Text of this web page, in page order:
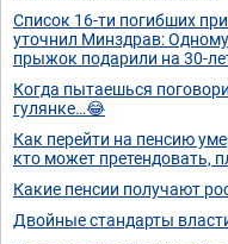
Список 16-ти погибших
уточнил Минздрав:
прыжок подарили на 30-
Когда пытаешься
гулянке…😂
Как перейти на пенсию
кто может претендовать,
Какие пенсии получают
Двойные стандарты